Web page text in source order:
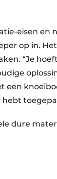
eisen
op in.
“Je
een
dure